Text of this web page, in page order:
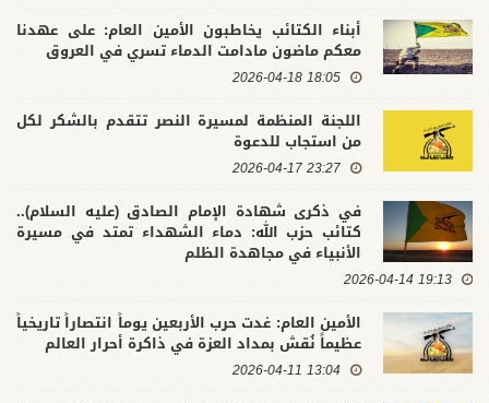
أبناء الكتائب يخاطبون الأمين العام: على عهدنا
معكم ماضون مادامت الدماء تسري في العروق
18:05 2026-04-18
اللجنة المنظمة لمسيرة النصر تتقدم بالشكر لكل
من استجاب للدعوة
23:27 2026-04-17
في ذكرى شهادة الإمام الصادق (عليه السلام)..
كتائب حزب الله: دماء الشهداء تمتد في مسيرة
الأنبياء في مجاهدة الظلم
19:13 2026-04-14
الأمين العام: غدت حرب الأربعين يوماً انتصاراً تاريخياً
عظيماً نُقش بمداد العزة في ذاكرة أحرار العالم
13:04 2026-04-11